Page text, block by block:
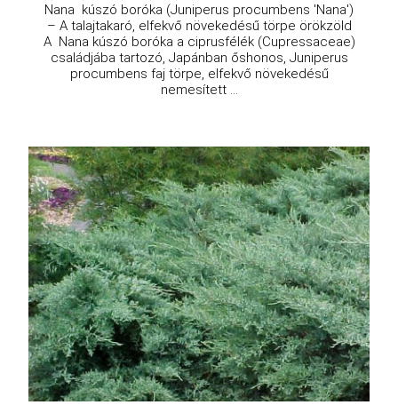
Nana kúszó boróka (Juniperus procumbens 'Nana')
– A talajtakaró, elfekvő növekedésű törpe örökzöld
A Nana kúszó boróka a ciprusfélék (Cupressaceae)
családjába tartozó, Japánban őshonos, Juniperus
procumbens faj törpe, elfekvő növekedésű
nemesített ...